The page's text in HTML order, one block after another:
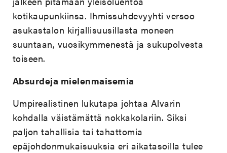
kotikaupunkiinsa. Ihmissuhdevyyhti versoo
asukastalon kirjallisuusillasta moneen
suuntaan, vuosikymmenestä ja sukupolvesta
toiseen.
Absurdeja mielenmaisemia
Umpirealistinen lukutapa johtaa Alvarin
kohdalla väistämättä nokkakolariin. Siksi
paljon tahallisia tai tahattomia
epäjohdonmukaisuuksia eri aikatasoilla tulee